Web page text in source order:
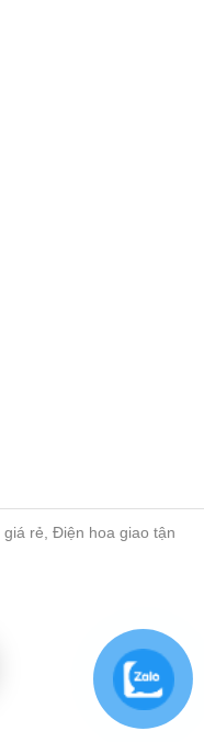
hướng dẫn chăm
nước thường
và độ ẩm. Tránh
phun sương.
thoáng khí. Bón
ánh sáng dịu nhẹ,
cấp đủ nước
ở gốc cây.
Hoa tulip thường
bảo nhiệt độ
và chăm sóc, cần
rẻ, Điện hoa giao tận